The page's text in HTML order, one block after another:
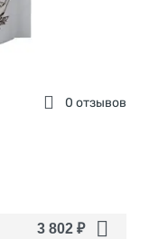
0 отзывов
3 802 ₽